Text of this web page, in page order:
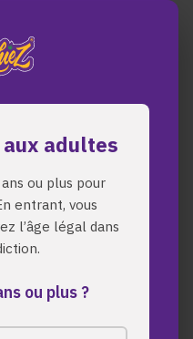
adultes
ou plus pour
entrant, vous
l’âge légal dans
ou plus ?
stone